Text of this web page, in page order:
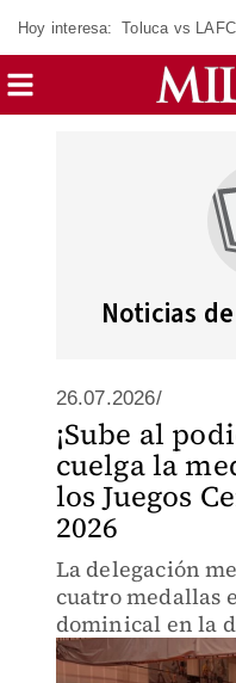
Hoy interesa: Toluca vs LAFC
Noticias
26.07.2026/
¡Sube al
cuelga la
los Juegos
2026
La delegación
cuatro medallas
dominical en la